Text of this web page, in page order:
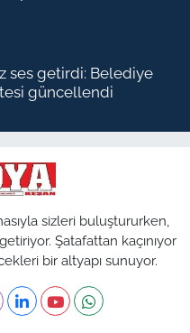
ses getirdi: Belediye
güncellendi
sizleri buluştururken,
Şatafattan kaçınıyor
bir altyapı sunuyor.